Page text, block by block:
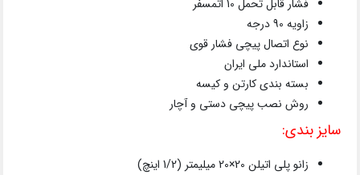
فشار قابل تحمل 10 اتمسفر
زاویه 90 درجه
نوع اتصال پیچی فشار قوی
استاندارد ملی ایران
بسته بندی کارتن و کیسه
روش نصب پیچی دستی و آچار
سایز بندی:
زانو پلی اتیلن 20×20 میلیمتر (1/2 اینچ)